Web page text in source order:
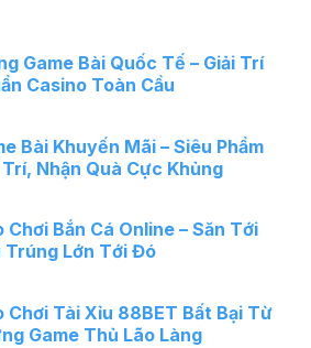
Game Bài Quốc Tế – Giải Trí
Casino Toàn Cầu
Bài Khuyến Mãi – Siêu Phẩm
Trí, Nhận Quà Cực Khủng
Chơi Bắn Cá Online – Săn Tới
Trúng Lớn Tới Đó
Chơi Tài Xỉu 88BET Bất Bại Từ
Game Thủ Lão Làng